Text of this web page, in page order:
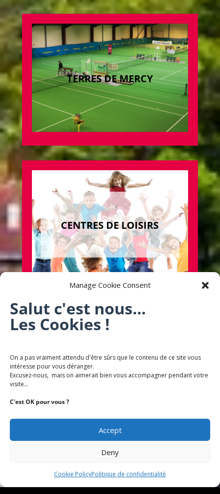
Manage Cookie Consent
Salut c'est nous...
Les Cookies !
On a pas vraiment attendu d'être sûrs que le contenu de ce site vous
intéresse pour vous déranger.
Excusez-nous, mais on aimerait bien vous accompagner pendant votre
visite...
C'est OK pour vous ?
Accept
Deny
Cookie PolicyPolitique de confidentialité
TERRES DE MERCY
CENTRES DE LOISIRS
MÉDIATHÈQUE